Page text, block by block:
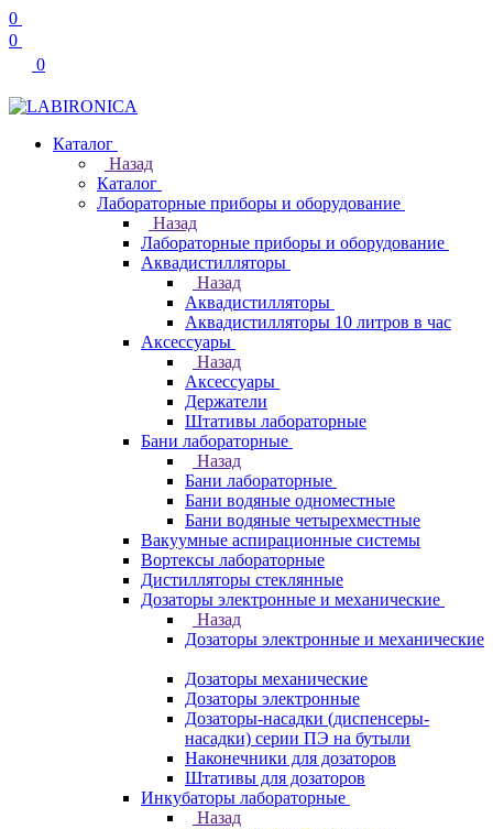
0
0
0
Каталог
Назад
Каталог
Лабораторные приборы и оборудование
Назад
Лабораторные приборы и оборудование
Аквадистилляторы
Назад
Аквадистилляторы
Аквадистилляторы 10 литров в час
Аксессуары
Назад
Аксессуары
Держатели
Штативы лабораторные
Бани лабораторные
Назад
Бани лабораторные
Бани водяные одноместные
Бани водяные четырехместные
Вакуумные аспирационные системы
Вортексы лабораторные
Дистилляторы стеклянные
Дозаторы электронные и механические
Назад
Дозаторы электронные и механические
Дозаторы механические
Дозаторы электронные
Дозаторы-насадки (диспенсеры-
насадки) серии ПЭ на бутыли
Наконечники для дозаторов
Штативы для дозаторов
Инкубаторы лабораторные
Назад